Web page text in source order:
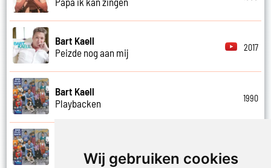
Wij gebruiken cookies
Bart Kaell
Peizde nog aan mij
2017
Bart Kaell
Playbacken
1990
Popidool